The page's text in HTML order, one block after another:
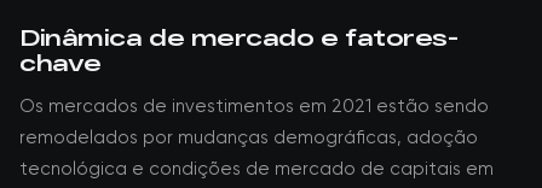
Dinâmica de mercado e fatores-
chave
Os mercados de investimentos em 2021 estão sendo
remodelados por mudanças demográficas, adoção
tecnológica e condições de mercado de capitais em